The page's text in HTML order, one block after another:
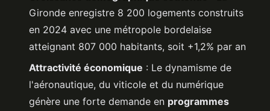
Gironde enregistre 8 200 logements construits
en 2024 avec une métropole bordelaise
atteignant 807 000 habitants, soit +1,2% par an
Attractivité économique : Le dynamisme de
l'aéronautique, du viticole et du numérique
génère une forte demande en programmes